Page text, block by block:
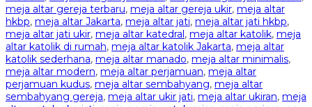
meja altar gereja terbaru, meja altar gereja ukir, meja altar
hkbp, meja altar Jakarta, meja altar jati, meja altar jati hkbp,
meja altar jati ukir, meja altar katedral, meja altar katolik, meja
altar katolik di rumah, meja altar katolik Jakarta, meja altar
katolik sederhana, meja altar manado, meja altar minimalis,
meja altar modern, meja altar perjamuan, meja altar
perjamuan kudus, meja altar sembahyang, meja altar
sembahyang gereja, meja altar ukir jati, meja altar ukiran, meja